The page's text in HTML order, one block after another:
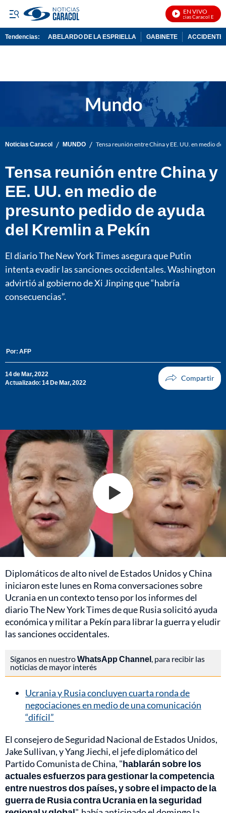
EN VIVO
Noticias Caracol En Vivo
Tendencias: ABELARDO DE LA ESPRIELLA GABINETE ACCIDENTE
Noticias Caracol / MUNDO / Tensa reunión entre China y EE. UU. en medio
Tensa reunión entre China y
EE. UU. en medio de
presunto pedido de ayuda
del Kremlin a Pekín
El diario The New York Times asegura que Putin
intenta evadir las sanciones occidentales. Washington
advirtió al gobierno de Xi Jinping que “habría
consecuencias”.
Por: AFP
14 de Mar, 2022
Actualizado: 14 De Mar, 2022
Diplomáticos de alto nivel de Estados Unidos y China
iniciaron este lunes en Roma conversaciones sobre
Ucrania en un contexto tenso por los informes del
diario The New York Times de que Rusia solicitó ayuda
económica y militar a Pekín para librar la guerra y eludir
las sanciones occidentales.
Síganos en nuestroWhatsApp Channel , para recibir las
noticias de mayor interés
Ucrania y Rusia concluyen cuarta ronda de
negociaciones en medio de una comunicación
“difícil”
El consejero de Seguridad Nacional de Estados Unidos,
Jake Sullivan, y Yang Jiechi, el jefe diplomático del
Partido Comunista de China, "hablarán sobre los
actuales esfuerzos para gestionar la competencia
entre nuestros dos países, y sobre el impacto de la
guerra de Rusia contra Ucrania en la seguridad